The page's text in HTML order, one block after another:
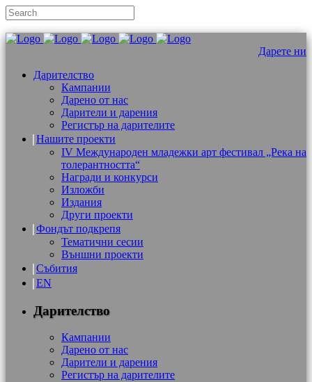
Дарете ни
Дарителство
Кампании
Дарено от нас
Дарители и дарения
Регистър на дарителите
Нашите проекти
IV Международен младежки арт фестивал „Река на
толерантността“
Награди и конкурси
Изложби
Издания
Други проекти
Фондът подкрепя
Тематични сесии
Външни проекти
Събития
EN
Дарителство
Кампании
Дарено от нас
Дарители и дарения
Регистър на дарителите